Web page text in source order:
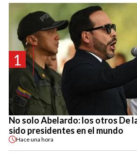
1
No solo Abelardo: los otros De
sido presidentes en el mundo
Haceuna hora